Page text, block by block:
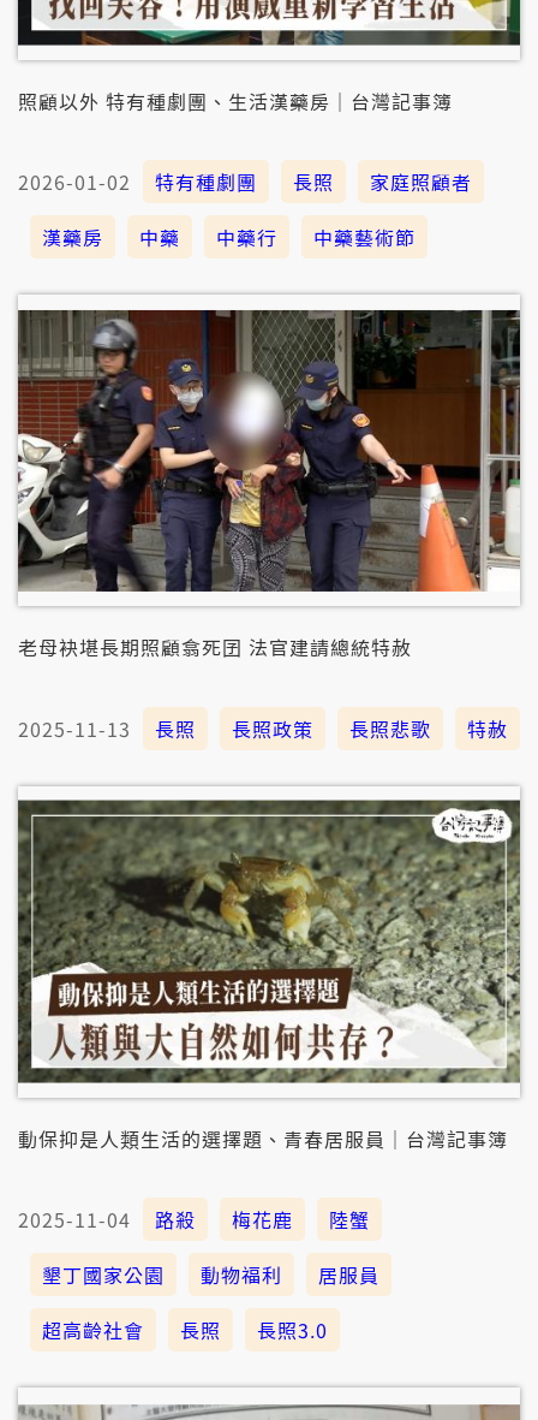
照顧以外 特有種劇團、生活漢藥房｜台灣記事簿
2026-01-02 特有種劇團 長照
家庭照顧者
漢藥房
中藥 中藥行 中藥藝術節
老母袂堪長期照顧翕死囝 法官建請總統特赦
2025-11-13 長照 長照政策 長照悲歌 特赦
動保抑是人類生活的選擇題、青春居服員｜台灣記事簿
2025-11-04 路殺 梅花鹿
陸蟹
墾丁國家公園
動物福利
居服員
超高齡社會
長照 長照3.0